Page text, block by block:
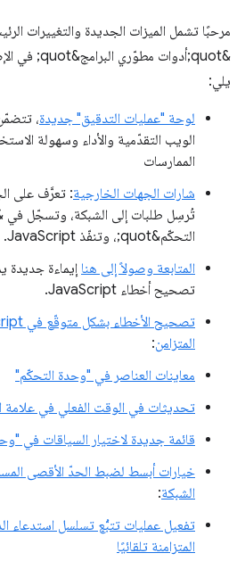
مرحبًا تشمل الميزات الجديدة والتغييرات
يلي:
لوحة "عمليات التدقيق" جديدة،
الويب التقدّمية والأداء وسهولة
الممارسات
شارات الجهات الخارجية: تعرَّف على
التحكّم&quot;، وتنفّذ JavaScript.
المتابعة وصولاً إلى هنا إيماءة جديدة
تصحيح أخطاء JavaScript.
المتزامن:
معاينات العناصر في "وحدة التحكّم"
تحديثات في الوقت الفعلي في علامة
قائمة جديدة لاختيار السياقات في
خيارات أبسط لضبط الحدّ الأقصى
الشبكة:
تفعيل عمليات تتبُّع تسلسل استدعاء
المتزامنة تلقائيًا